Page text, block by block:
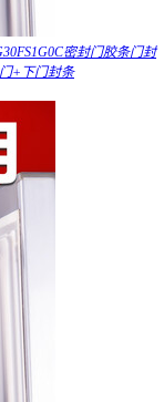
密封门胶条门封
+下门封条